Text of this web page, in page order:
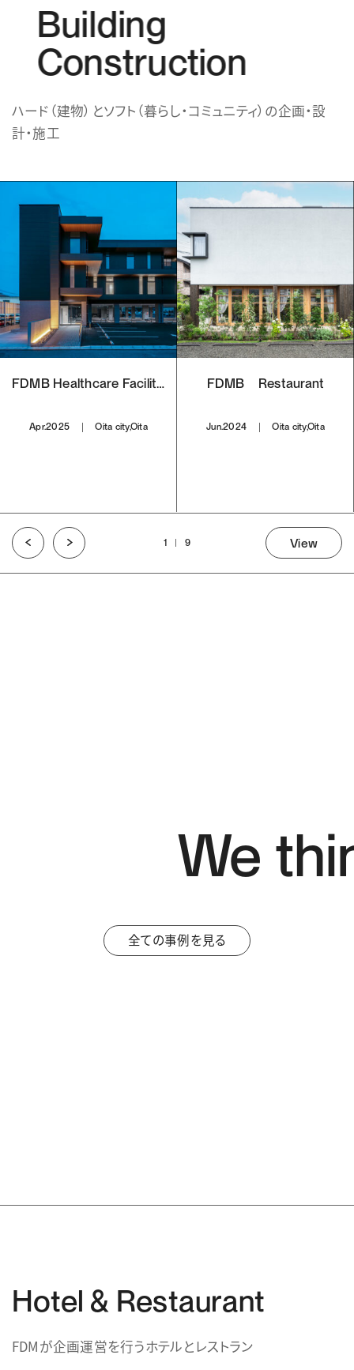
Building
Construction
ハード（建物）とソフト（暮らし・コミュニティ）の企画・設
計・施工
FDMB Healthcare Facilities #01
Apr.2025 Oita city,Oita
FDMB Restaurant
Jun.2024 Oita city,Oita
1 9 View
We
全ての事例を見る
Hotel & Restaurant
FDMが企画運営を行うホテルとレストラン